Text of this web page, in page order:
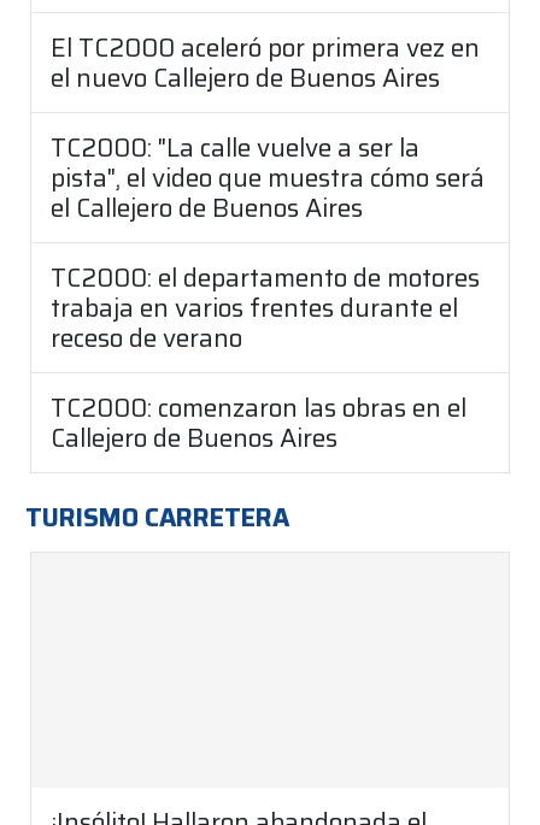
El TC2000 aceleró por primera vez en
el nuevo Callejero de Buenos Aires
TC2000: "La calle vuelve a ser la
pista", el video que muestra cómo será
el Callejero de Buenos Aires
TC2000: el departamento de motores
trabaja en varios frentes durante el
receso de verano
TC2000: comenzaron las obras en el
Callejero de Buenos Aires
TURISMO CARRETERA